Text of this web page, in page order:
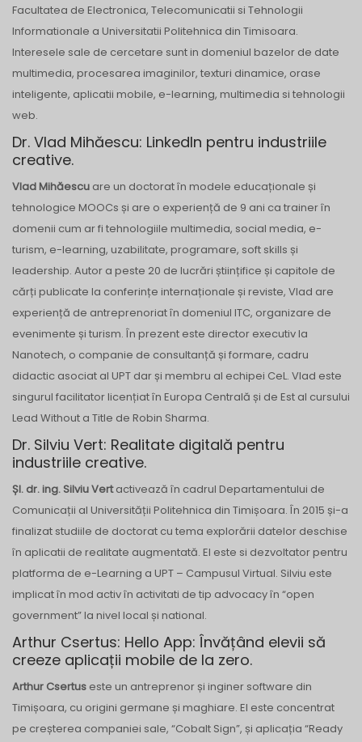
Facultatea de Electronica, Telecomunicatii si Tehnologii
Informationale a Universitatii Politehnica din Timisoara.
Interesele sale de cercetare sunt in domeniul bazelor de date
multimedia, procesarea imaginilor, texturi dinamice, orase
inteligente, aplicatii mobile, e-learning, multimedia si tehnologii
web.
Dr. Vlad Mihăescu: LinkedIn pentru industriile
creative.
Vlad Mihăescu are un doctorat în modele educaționale și
tehnologice MOOCs și are o experiență de 9 ani ca trainer în
domenii cum ar fi tehnologiile multimedia, social media, e-
turism, e-learning, uzabilitate, programare, soft skills și
leadership. Autor a peste 20 de lucrări științifice și capitole de
cărți publicate la conferințe internaționale și reviste, Vlad are
experiență de antreprenoriat în domeniul ITC, organizare de
evenimente și turism. În prezent este director executiv la
Nanotech, o companie de consultanță și formare, cadru
didactic asociat al UPT dar și membru al echipei CeL. Vlad este
singurul facilitator licențiat în Europa Centrală și de Est al cursului
Lead Without a Title de Robin Sharma.
Dr. Silviu Vert: Realitate digitală pentru
industriile creative.
Șl. dr. ing. Silviu Vertactivează în cadrul Departamentului de
Comunicații al Universității Politehnica din Timișoara. În 2015 și-a
finalizat studiile de doctorat cu tema explorării datelor deschise
în aplicatii de realitate augmentată. El este si dezvoltator pentru
platforma de e-Learning a UPT – Campusul Virtual. Silviu este
implicat în mod activ în activitati de tip advocacy în “open
government” la nivel local și national.
Arthur Csertus: Hello App: Învățând elevii să
creeze aplicații mobile de la zero.
Arthur Csertus este un antreprenor și inginer software din
Timișoara, cu origini germane și maghiare. El este concentrat
pe creșterea companiei sale, “Cobalt Sign”, și aplicația “Ready